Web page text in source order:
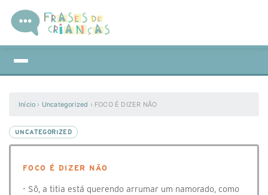
Início › Uncategorized › FOCO É DIZER NÃO
UNCATEGORIZED
FOCO É DIZER NÃO
- Sô, a titia está querendo arrumar um namorado, como